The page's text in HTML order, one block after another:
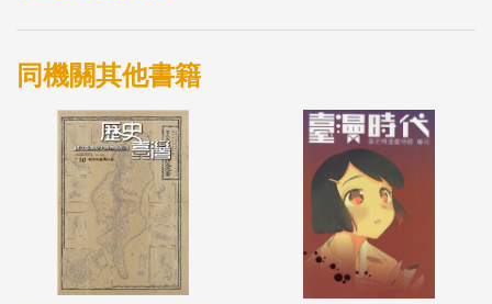
關的種種，擴及木柵、柑仔林與拔馬地方的內山宣道
站，李庥在這些地方耕耘甚深，吸引了許多平埔族群
接受信仰，進入教會；有些是則對於南臺灣的風土觀
察，還有社會的變遷；有些則記錄了教會醫館、教會
學校等現代化的設施。
同時，他也簡要地記錄宣教各項金錢支出，以及與馬
同機關其他書籍